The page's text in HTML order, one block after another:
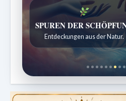
SPUREN DER
Entdeckungen aus der Natur.